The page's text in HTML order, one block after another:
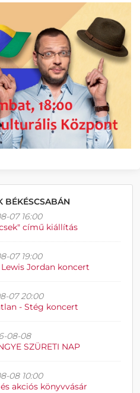
BÉKÉSCSABÁN
07 16:00
című kiállítás
07 19:00
Jordan koncert
07 20:00
- Stég koncert
08-08
SZÜRETI NAP
08 10:00
akciós könyvvásár